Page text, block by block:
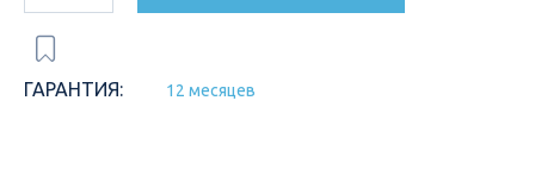
ГАРАНТИЯ: 12 месяцев